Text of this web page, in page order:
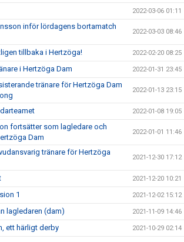
2022-03-06 01:11
inför lördagens bortamatch
2022-03-03 08:46
tillbaka i Hertzöga! 2022-02-20 08:25
i Hertzöga Dam 2022-01-31 23:45
tränare för Hertzöga Dam
2022-01-13 23:15
2022-01-08 19:05
fortsätter som lagledare och
Dam
2022-01-01 11:46
tränare för Hertzöga
2021-12-30 17:12
2021-12-20 10:21
1 2021-12-02 15:12
lagledaren (dam) 2021-11-09 14:46
ett härligt derby 2021-10-29 02:14